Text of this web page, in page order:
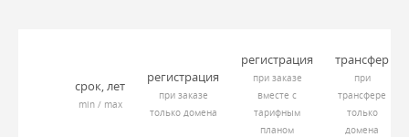
срок, лет
min / max
регистрация
при заказе
только домена
регистрация
при заказе
вместе с
тарифным
планом
трансфер
при
трансфере
только
домена